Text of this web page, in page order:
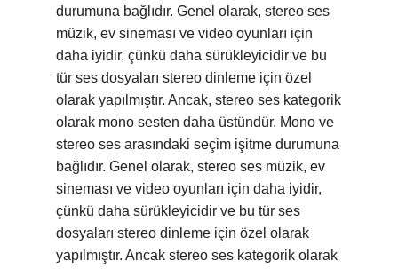
durumuna bağlıdır. Genel olarak, stereo ses
müzik, ev sineması ve video oyunları için
daha iyidir, çünkü daha sürükleyicidir ve bu
tür ses dosyaları stereo dinleme için özel
olarak yapılmıştır. Ancak, stereo ses kategorik
olarak mono sesten daha üstündür. Mono ve
stereo ses arasındaki seçim işitme durumuna
bağlıdır. Genel olarak, stereo ses müzik, ev
sineması ve video oyunları için daha iyidir,
çünkü daha sürükleyicidir ve bu tür ses
dosyaları stereo dinleme için özel olarak
yapılmıştır. Ancak stereo ses kategorik olarak